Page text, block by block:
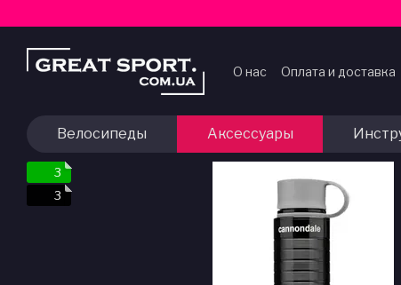
О нас Оплата и доставка
Велосипеды Аксессуары
3
3